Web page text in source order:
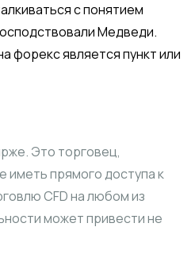
с понятием
Медведи.
форекс является пункт или
Это торговец,
прямого доступа к
CFD на любом из
может привести не